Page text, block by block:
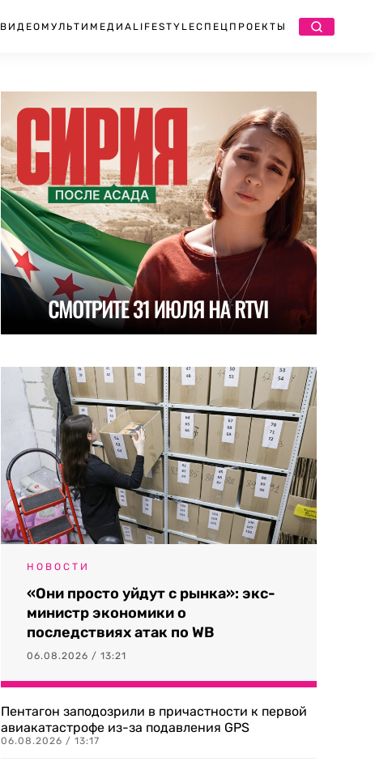
ВИДЕО МУЛЬТИМЕДИА LIFESTYLEСПЕЦПРОЕКТЫ
НОВОСТИ
«Они просто уйдут с рынка»: экс-
министр экономики о
последствиях атак по WB
06.08.2026 / 13:21
Пентагон заподозрили в причастности к первой
авиакатастрофе из-за подавления GPS
06.08.2026 / 13:17